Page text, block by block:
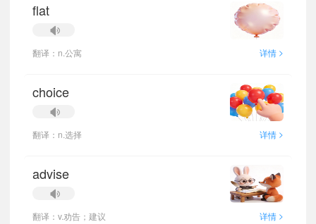
flat
翻译：n.公寓 详情 >
choice
翻译：n.选择 详情 >
advise
翻译：v.劝告；建议 详情 >